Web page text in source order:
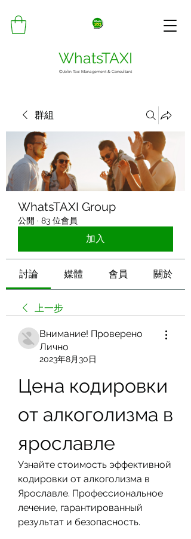
WhatsTAXI
©Jolin Taxi Management & Consultant
群組
WhatsTAXI Group
公開 · 83 位會員
加入
討論 媒體 會員 關於
上一步
Внимание! Проверено
Лично
2023年8月30日
Цена кодировки
от алкоголизма в
ярославле
Узнайте стоимость эффективной
кодировки от алкоголизма в
Ярославле. Профессиональное
лечение, гарантированный
результат и безопасность.